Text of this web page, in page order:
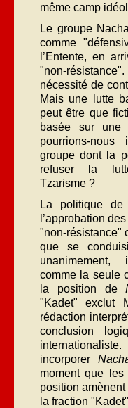
même camp
Le groupe
comme
l’Entente, en
"non-
nécessité de
Mais une lutte
peut être que
basée sur une
pourrions-
groupe dont la
refuser la
Tzarisme ?
La politique
l’approbation
"non-résistance"
que se
unanimement,
comme la seule
la position de
"Kadet" exclut
rédaction
conclusion
incorporer
moment que les
position
la fraction